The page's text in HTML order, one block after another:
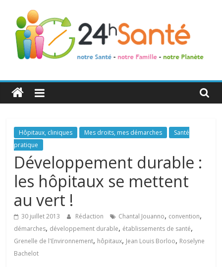
24h
Santé
La
santé
de
toute
famille
Hôpitaux, cliniques Mes droits, mes démarches
Santé
pratique
Développement durable :
les hôpitaux se mettent
au vert !
30 juillet 2013 Rédaction Chantal Jouanno, convention,
démarches, développement durable, établissements de santé,
Grenelle de l'Environnement, hôpitaux, Jean Louis Borloo, Roselyne
Bachelot